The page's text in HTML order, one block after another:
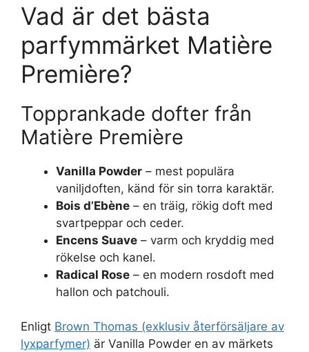
Vad är det bästa
parfymmärket Matière
Première?
Topprankade dofter från
Matière Première
Vanilla Powder – mest populära
vaniljdoften, känd för sin torra karaktär.
Bois d’Ebène – en träig, rökig doft med
svartpeppar och ceder.
Encens Suave – varm och kryddig med
rökelse och kanel.
Radical Rose – en modern rosdoft med
hallon och patchouli.
Enligt Brown Thomas (exklusiv återförsäljare av
lyxparfymer) är Vanilla Powder en av märkets